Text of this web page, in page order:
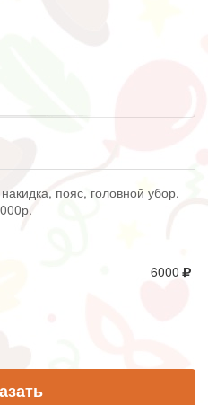
пояс, головной убор.
6000